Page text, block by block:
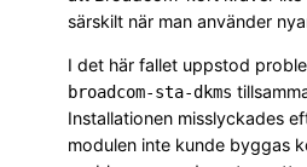
särskilt när man använder
I det här fallet uppstod
broadcom-sta-dkms
Installationen misslyckades
modulen inte kunde byggas